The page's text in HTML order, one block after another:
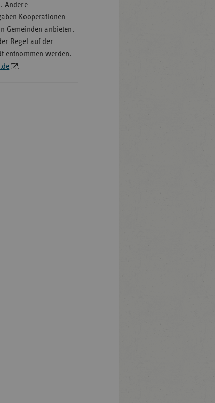
Andere
Kooperationen
Gemeinden anbieten.
Regel auf der
entnommen werden.
.